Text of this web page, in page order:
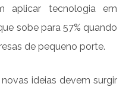
aplicar tecnologia em
sobe para 57% quando
de pequeno porte.
ideias devem surgir